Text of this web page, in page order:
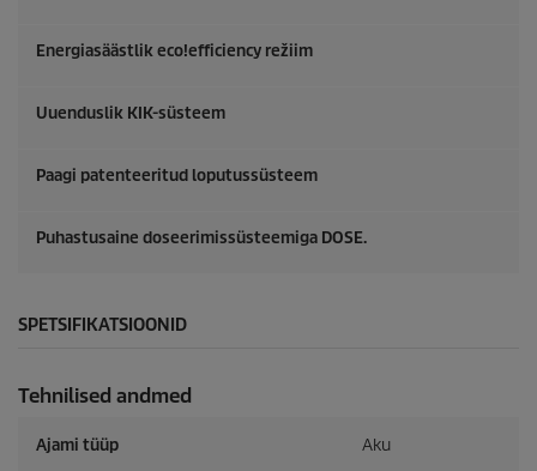
Energiasäästlikeco!efficiency režiim
Uuenduslik KIK-süsteem
Paagi patenteeritud loputussüsteem
Puhastusaine doseerimissüsteemiga DOSE.
SPETSIFIKATSIOONID
Tehnilised andmed
Ajami tüüp Aku